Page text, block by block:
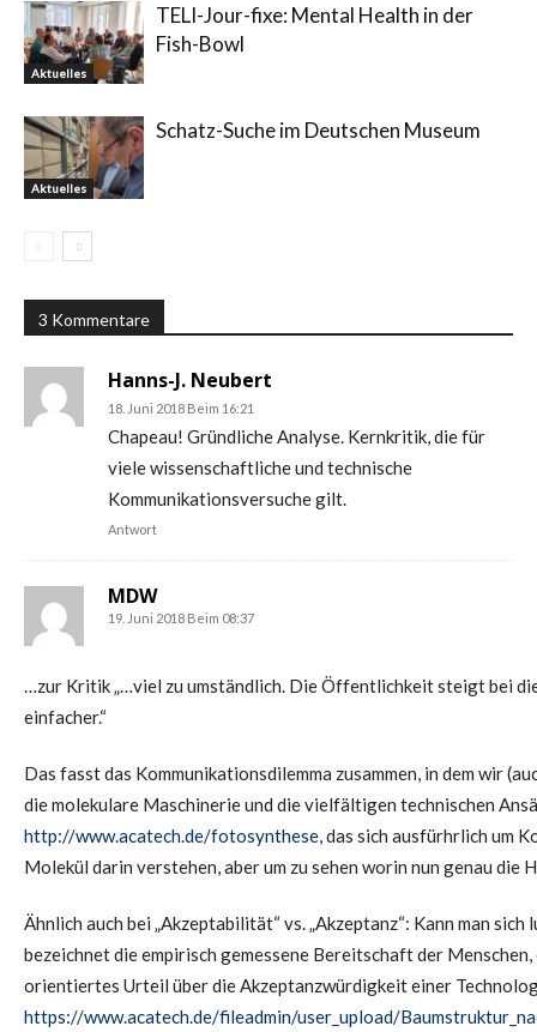
Aktuelles
TELI-Jour-fixe: Mental Health in der
Fish-Bowl
Aktuelles
Schatz-Suche im Deutschen Museum
3 Kommentare
Hanns-J. Neubert
18. Juni 2018 Beim 16:21
Chapeau! Gründliche Analyse. Kernkritik, die für
viele wissenschaftliche und technische
Kommunikationsversuche gilt.
Antwort
MDW
19. Juni 2018 Beim 08:37
…zur Kritik „…viel zu umständlich. Die Öffentlichkeit steigt bei
einfacher.“
Das fasst das Kommunikationsdilemma zusammen, in dem wir
die molekulare Maschinerie und die vielfältigen technischen
http://www.acatech.de/fotosynthese, das sich ausfürhrlich um
Molekül darin verstehen, aber um zu sehen worin nun genau
Ähnlich auch bei „Akzeptabilität“ vs. „Akzeptanz“: Kann man
bezeichnet die empirisch gemessene Bereitschaft der
orientiertes Urteil über die Akzeptanzwürdigkeit einer
https://www.acatech.de/fileadmin/user_upload/